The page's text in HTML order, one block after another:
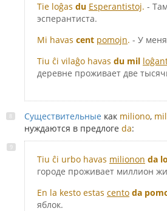
Tie loĝas du Esperantistoj. -
эсперантиста.
Mi havas cent pomojn. - У меня
Tiu ĉi vilaĝo havas du mil
деревне проживает две
Существительные как miliono,
нуждаются в предлоге da:
Tiu ĉi urbo havas milionon da
городе проживает миллион
En la kesto estas cento da
яблок.